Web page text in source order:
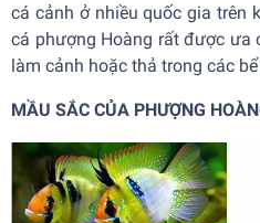
cá cảnh ở nhiều quốc gia trên
cá phượng Hoàng rất được ưa
làm cảnh hoặc thả trong các
MẦU SẮC CỦA PHƯỢNG